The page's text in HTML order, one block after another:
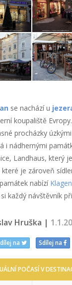
se nachází u
koupaliště Evropy.
procházky
i nádhernými
Landhaus, který
je zároveň
nabízí
každý návštěvník
Hruška |
na Sdílej na
POČASÍ V